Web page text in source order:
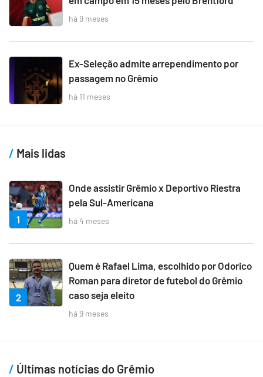
há 9 meses
Ex-Seleção admite arrependimento por
passagem no Grêmio
há 11 meses
Mais lidas
1
Onde assistir Grêmio x Deportivo Riestra
pela Sul-Americana
há 4 meses
2
Quem é Rafael Lima, escolhido por Odorico
Roman para diretor de futebol do Grêmio
caso seja eleito
há 9 meses
Últimas notícias do Grêmio